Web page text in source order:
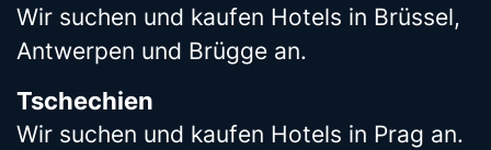
Wir suchen und kaufen Hotels in Brüssel,
Antwerpen und Brügge an.
Tschechien
Wir suchen und kaufen Hotels in Prag an.